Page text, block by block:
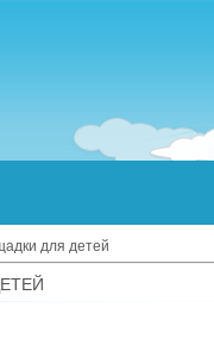
для детей